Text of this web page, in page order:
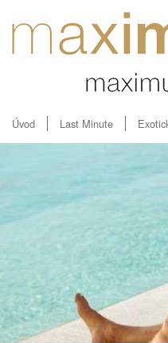
Úvod Last Minute